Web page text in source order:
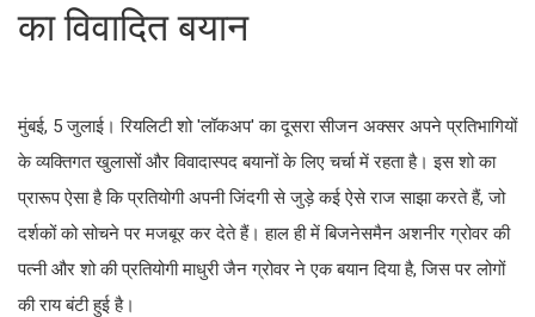
का विवादित बयान
मुंबई, 5 जुलाई। रियलिटी शो 'लॉकअप' का दूसरा सीजन अक्सर अपने प्रतिभागियों
के व्यक्तिगत खुलासों और विवादास्पद बयानों के लिए चर्चा में रहता है। इस शो का
प्रारूप ऐसा है कि प्रतियोगी अपनी जिंदगी से जुड़े कई ऐसे राज साझा करते हैं, जो
दर्शकों को सोचने पर मजबूर कर देते हैं। हाल ही में बिजनेसमैन अशनीर ग्रोवर की
पत्नी और शो की प्रतियोगी माधुरी जैन ग्रोवर ने एक बयान दिया है, जिस पर लोगों
की राय बंटी हुई है।